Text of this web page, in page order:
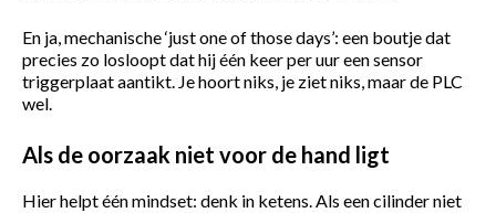
En ja, mechanische ‘just one of those days’: een boutje dat
precies zo losloopt dat hij één keer per uur een sensor
triggerplaat aantikt. Je hoort niks, je ziet niks, maar de PLC
wel.
Als de oorzaak niet voor de hand ligt
Hier helpt één mindset: denk in ketens. Als een cilinder niet